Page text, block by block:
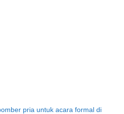
pria untuk acara formal di